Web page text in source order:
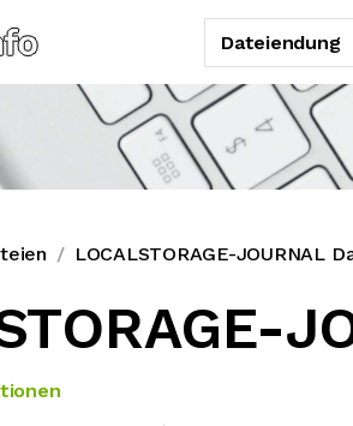
Dateiendung
LOCALSTORAGE-JOURNAL